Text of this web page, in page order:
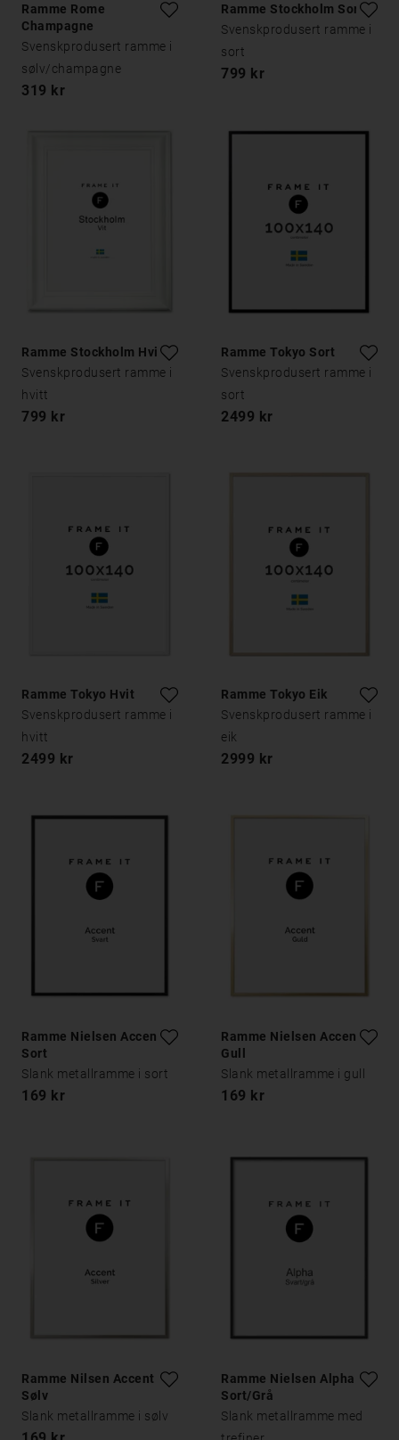
Ramme Rome
Champagne
Svenskprodusert ramme i
sølv/champagne
319 kr
Ramme Stockholm Sort
Svenskprodusert ramme i
sort
799 kr
Ramme Stockholm Hvit
Svenskprodusert ramme i
hvitt
799 kr
Ramme Tokyo Sort
Svenskprodusert ramme i
sort
2499 kr
Ramme Tokyo Hvit
Svenskprodusert ramme i
hvitt
2499 kr
Ramme Tokyo Eik
Svenskprodusert ramme i
eik
2999 kr
Ramme Nielsen Accent
Sort
Slank metallramme i sort
169 kr
Ramme Nielsen Accent
Gull
Slank metallramme i gull
169 kr
Ramme Nilsen Accent
Sølv
Slank metallramme i sølv
Ramme Nielsen Alpha
Sort/Grå
Slank metallramme med